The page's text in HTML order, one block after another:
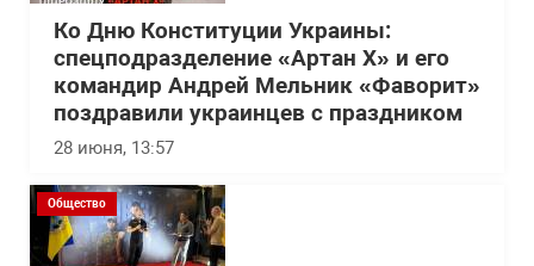
Ко Дню Конституции Украины:
спецподразделение «Артан Х» и его
командир Андрей Мельник «Фаворит»
поздравили украинцев с праздником
28 июня, 13:57
Общество